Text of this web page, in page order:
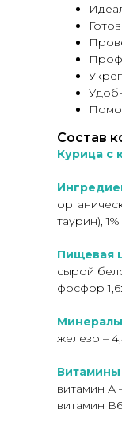
Состав
Курица с
таурин),
Пищевая
сырой
фосфор
Минералы
железо –
Витамины
витамин А
витамин